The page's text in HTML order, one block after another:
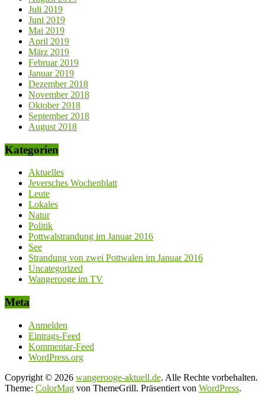
Juli 2019
Juni 2019
Mai 2019
April 2019
März 2019
Februar 2019
Januar 2019
Dezember 2018
November 2018
Oktober 2018
September 2018
August 2018
Kategorien
Aktuelles
Jeversches Wochenblatt
Leute
Lokales
Natur
Politik
Pottwalstrandung im Januar 2016
See
Strandung von zwei Pottwalen im Januar 2016
Uncategorized
Wangerooge im TV
Meta
Anmelden
Eintrags-Feed
Kommentar-Feed
WordPress.org
Copyright © 2026 wangerooge-aktuell.de. Alle Rechte vorbehalten.
Theme: ColorMag von ThemeGrill. Präsentiert von WordPress.